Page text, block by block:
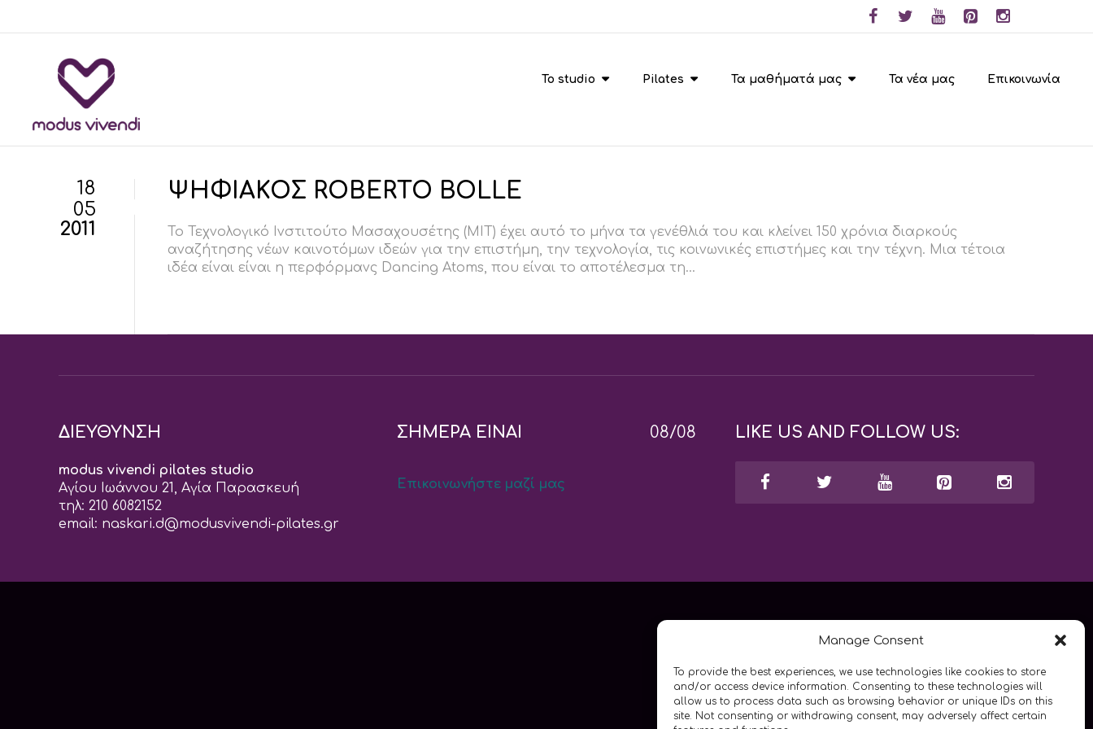
Manage Consent
To provide the best experiences, we use technologies like cookies to store
and/or access device information. Consenting to these technologies will
allow us to process data such as browsing behavior or unique IDs on this
site. Not consenting or withdrawing consent, may adversely affect certain
To studio Pilates Τα μαθήματά μας Τα νέα μας Επικοινωνία
18
05
2011
ΨΗΦΙΑΚΟΣ ROBERTO BOLLE
Το Τεχνολογικό Ινστιτούτο Μασαχουσέτης (ΜIT) έχει αυτό το μήνα τα γενέθλιά του και κλείνει 150 χρόνια διαρκούς
αναζήτησης νέων καινοτόμων ιδεών για την επιστήμη, την τεχνολογία, τις κοινωνικές επιστήμες και την τέχνη. Μια τέτοια
ιδέα είναι είναι η περφόρμανς Dancing Atoms, που είναι το αποτέλεσμα τη...
ΔΙΕΥΘΥΝΣΗ
modus vivendi pilates studio
Αγίου Ιωάννου 21, Αγία Παρασκευή
τηλ: 210 6082152
email: naskari.d@modusvivendi-pilates.gr
ΣΗΜΕΡΑ ΕΙΝΑΙ 08/08
Επικοινωνήστε μαζί μας
LIKE US AND FOLLOW US: